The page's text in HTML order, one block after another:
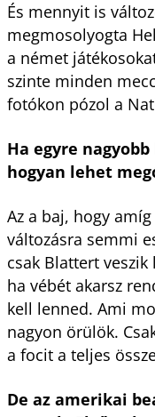
És mennyit is
megmosolyogta
a német
szinte minden
fotókon pózol a
Ha egyre
hogyan lehet
Az a baj, hogy
változásra semmi
csak Blattert
ha vébét akarsz
kell lenned. Ami
nagyon örülök.
a focit a teljes
De az amerikai